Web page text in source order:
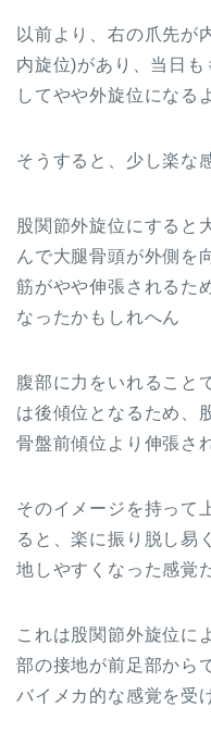
以前より、右の爪先が
内旋位)があり、当日
してやや外旋位になる
そうすると、少し楽な
股関節外旋位にすると
んで大腿骨頭が外側を
筋がやや伸張されるた
なったかもしれへん
腹部に力をいれること
は後傾位となるため、
骨盤前傾位より伸張さ
そのイメージを持って
ると、楽に振り脱し易
地しやすくなった感覚
これは股関節外旋位に
部の接地が前足部から
バイメカ的な感覚を受